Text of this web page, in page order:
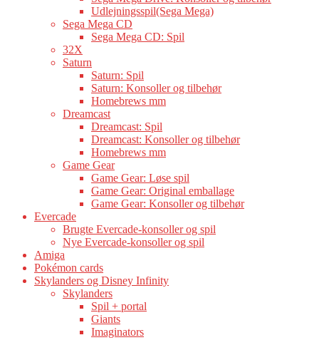
Udlejningsspil(Sega Mega)
Sega Mega CD
Sega Mega CD: Spil
32X
Saturn
Saturn: Spil
Saturn: Konsoller og tilbehør
Homebrews mm
Dreamcast
Dreamcast: Spil
Dreamcast: Konsoller og tilbehør
Homebrews mm
Game Gear
Game Gear: Løse spil
Game Gear: Original emballage
Game Gear: Konsoller og tilbehør
Evercade
Brugte Evercade-konsoller og spil
Nye Evercade-konsoller og spil
Amiga
Pokémon cards
Skylanders og Disney Infinity
Skylanders
Spil + portal
Giants
Imaginators